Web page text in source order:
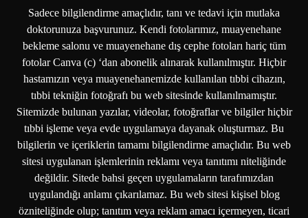
Sadece bilgilendirme amaçlıdır, tanı ve tedavi için mutlaka
doktorunuza başvurunuz. Kendi fotolarımız, muayenehane
bekleme salonu ve muayenehane dış cephe fotoları hariç tüm
fotolar Canva (c) ‘dan abonelik alınarak kullanılmıştır. Hiçbir
hastamızın veya muayenehanemizde kullanılan tıbbi cihazın,
tıbbi tekniğin fotoğrafı bu web sitesinde kullanılmamıştır.
Sitemizde bulunan yazılar, videolar, fotoğraflar ve bilgiler hiçbir
tıbbi işleme veya evde uygulamaya dayanak oluşturmaz. Bu
bilgilerin ve içeriklerin tamamı bilgilendirme amaçlıdır. Bu web
sitesi uygulanan işlemlerinin reklamı veya tanıtımı niteliğinde
değildir. Sitede bahsi geçen uygulamaların tarafımızdan
uygulandığı anlamı çıkarılamaz. Bu web sitesi kişisel blog
özniteliğinde olup; tanıtım veya reklam amacı içermeyen, ticari